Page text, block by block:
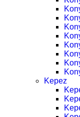
Kepez